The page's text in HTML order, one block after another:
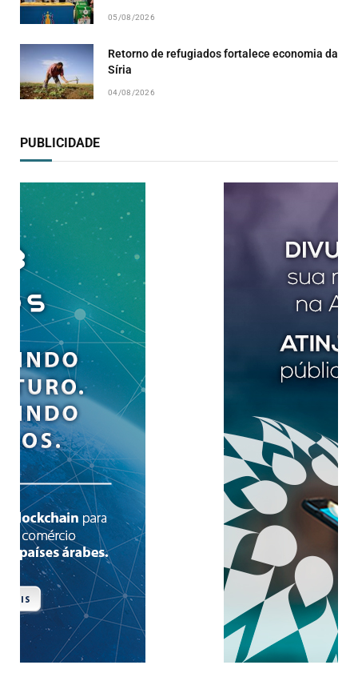
05/08/2026
Retorno de refugiados fortalece economia da
Síria
04/08/2026
PUBLICIDADE